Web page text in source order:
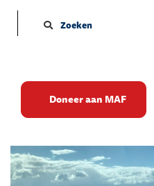
Zoeken
Doneer aan MAF
Onze nieuwe